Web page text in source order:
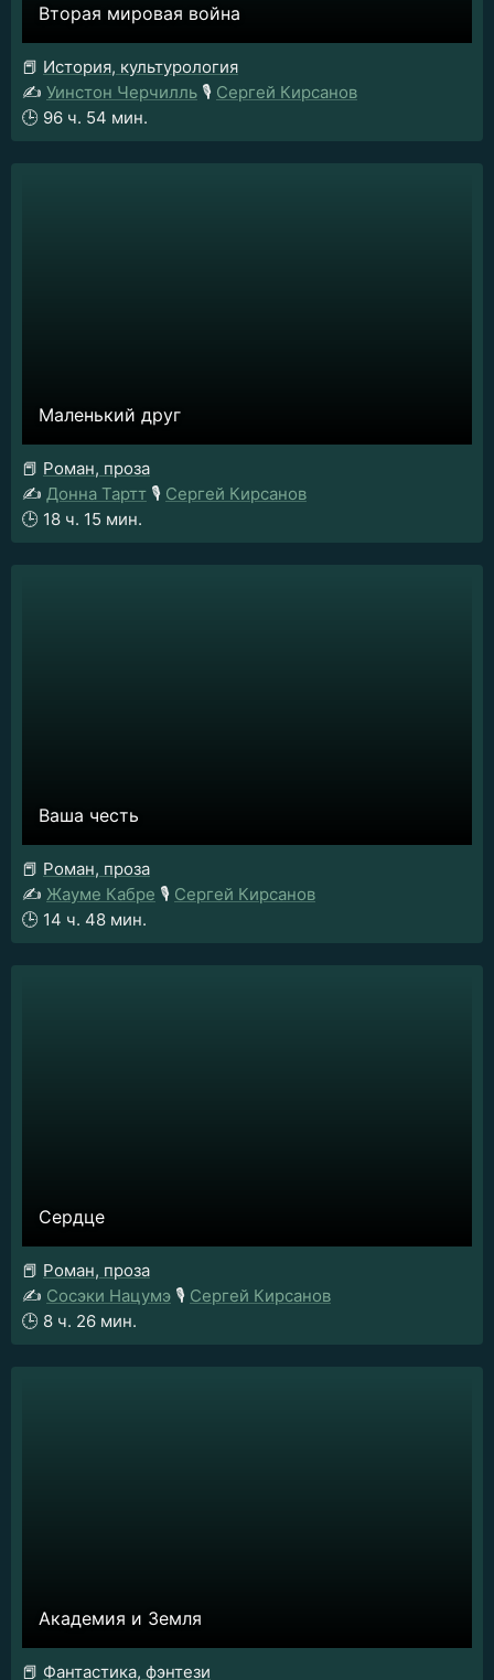
Вторая мировая война
📕 История, культурология
✍️ Уинстон Черчилль 🎙️ Сергей Кирсанов
🕒 96 ч. 54 мин.
Маленький друг
📕 Роман, проза
✍️ Донна Тартт 🎙️ Сергей Кирсанов
🕒 18 ч. 15 мин.
Ваша честь
📕 Роман, проза
✍️ Жауме Кабре 🎙️ Сергей Кирсанов
🕒 14 ч. 48 мин.
Сердце
📕 Роман, проза
✍️ Сосэки Нацумэ 🎙️ Сергей Кирсанов
🕒 8 ч. 26 мин.
Академия и Земля
📕 Фантастика, фэнтези